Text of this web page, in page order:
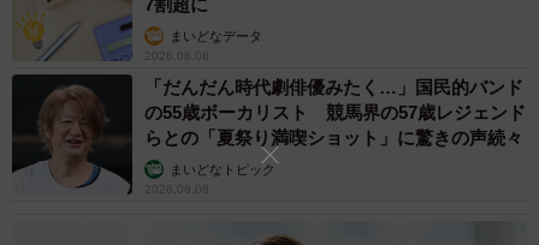
7割超に
まいどなデータ
2026.08.08
「だんだん時代劇俳優みたく…」国民的バンド
の55歳ボーカリスト 競馬界の57歳レジェンド
らとの「夏祭り満喫ショット」に驚きの声続々
まいどなトピック
2026.08.08